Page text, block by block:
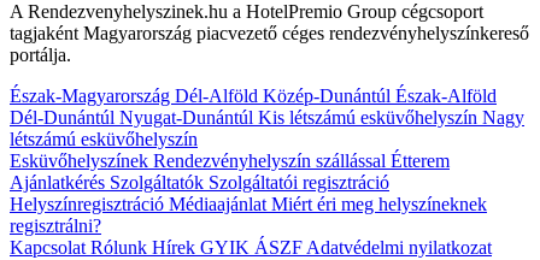
A Rendezvenyhelyszinek.hu a HotelPremio Group cégcsoport
tagjaként Magyarország piacvezető céges rendezvényhelyszínkereső
portálja.
Észak-Magyarország Dél-Alföld Közép-Dunántúl Észak-Alföld
Dél-Dunántúl Nyugat-Dunántúl Kis létszámú esküvőhelyszín Nagy
létszámú esküvőhelyszín
Esküvőhelyszínek Rendezvényhelyszín szállással Étterem
Ajánlatkérés Szolgáltatók Szolgáltatói regisztráció
Helyszínregisztráció Médiaajánlat Miért éri meg helyszíneknek
regisztrálni?
Kapcsolat Rólunk Hírek GYIK ÁSZF Adatvédelmi nyilatkozat